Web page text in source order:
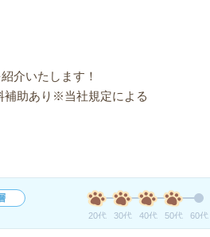
介いたします！
補助あり※当社規定による
20代 30代 40代 50代 60代